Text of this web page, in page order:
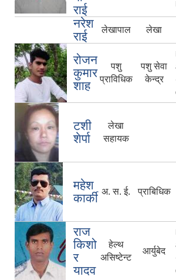
राई
नरेश
राई
लेखापाल लेखा
रोजन
कुमार
शाह
पशु
प्राविधिक
पशु सेवा
केन्द्र
टशी
शेर्पा
लेखा
सहायक
महेश
कार्की अ. स. ई. प्राबिधिक
राज
किशो
र
यादव
हेल्थ
असिष्टेन्ट
आर्युबेद